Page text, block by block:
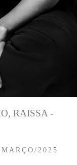
2025
RAISSA -